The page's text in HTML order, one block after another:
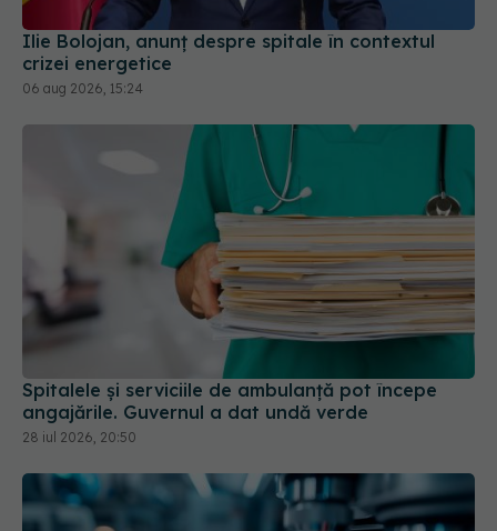
Ilie Bolojan, anunț despre spitale în contextul
crizei energetice
06 aug 2026, 15:24
Spitalele și serviciile de ambulanță pot începe
angajările. Guvernul a dat undă verde
28 iul 2026, 20:50